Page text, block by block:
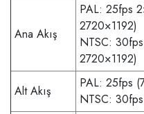
Ana Akış
PAL: 25fps
2720×1192)
NTSC:
2720×1192)
Alt Akış
PAL: 25fps
NTSC: